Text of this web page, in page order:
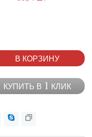
В КОРЗИНУ
КУПИТЬ В 1 КЛИК